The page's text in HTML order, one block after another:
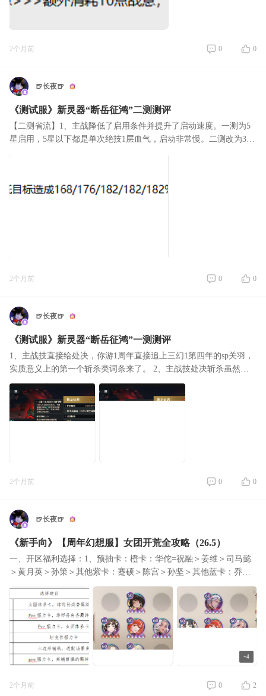
2个月前 0 0
🍺长夜🍺
《测试服》新灵器“断岳征鸿”二测测评
【二测省流】1、主战降低了启用条件并提升了启动速度。一测为5
星启用，5星以下都是单次绝技1层血气，启动非常慢。二测改为3星
2个月前 0 0
🍺长夜🍺
《测试服》新灵器“断岳征鸿”一测测评
1、主战技直接给处决，你游1周年直接追上三幻1第四年的sp关羽，
实质意义上的第一个斩杀类词条来了。 2、主战技处决斩杀虽然牛
逼，但是触发条件为6次绝技，现版本sp孙尚香库库一顿射就减员
了，触发条件相对
2个月前 0 0
🍺长夜🍺
《新手向》【周年幻想服】女团开荒全攻略（26.5）
一、开区福利选择：1、预抽卡：橙卡：华佗=祝融＞姜维＞司马懿
＞黄月英＞孙策＞其他紫卡：蹇硕＞陈宫＞孙坚＞其他蓝卡：乔姝
＞其他2、开局6自选： 3、武将养成礼包：祝融4、签到赠送幻想服
神将自选：祝融5、
+4
2个月前 0 2